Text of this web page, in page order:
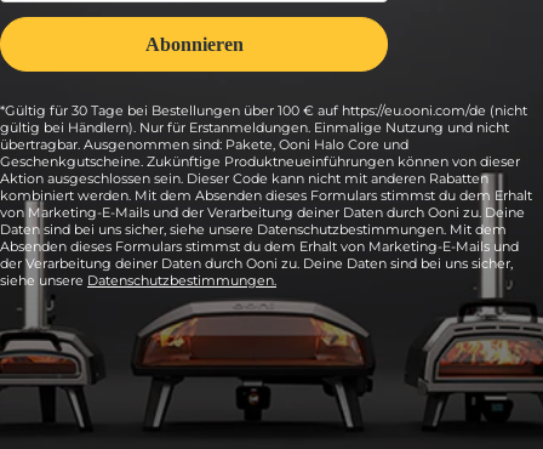
*Gültig für 30 Tage bei Bestellungen über 100 € auf https://eu.ooni.com/de (nicht
gültig bei Händlern). Nur für Erstanmeldungen. Einmalige Nutzung und nicht
übertragbar. Ausgenommen sind: Pakete, Ooni Halo Core und
Geschenkgutscheine. Zukünftige Produktneueinführungen können von dieser
Aktion ausgeschlossen sein. Dieser Code kann nicht mit anderen Rabatten
kombiniert werden. Mit dem Absenden dieses Formulars stimmst du dem Erhalt
von Marketing-E-Mails und der Verarbeitung deiner Daten durch Ooni zu. Deine
Daten sind bei uns sicher, siehe unsere Datenschutzbestimmungen. Mit dem
Absenden dieses Formulars stimmst du dem Erhalt von Marketing-E-Mails und
der Verarbeitung deiner Daten durch Ooni zu. Deine Daten sind bei uns sicher,
siehe unsere Datenschutzbestimmungen.